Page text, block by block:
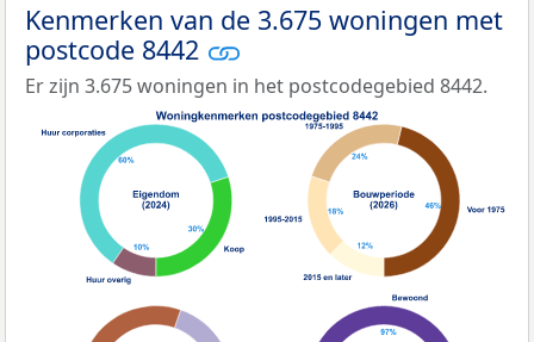
Kenmerken van de 3.675 woningen met
postcode 8442
Er zijn 3.675 woningen in het postcodegebied 8442.